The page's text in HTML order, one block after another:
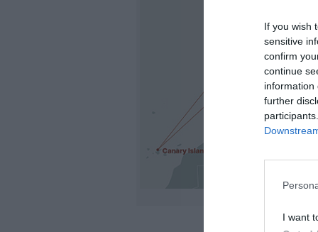
If you wish
sensitive
confirm
continue
information
further
I want